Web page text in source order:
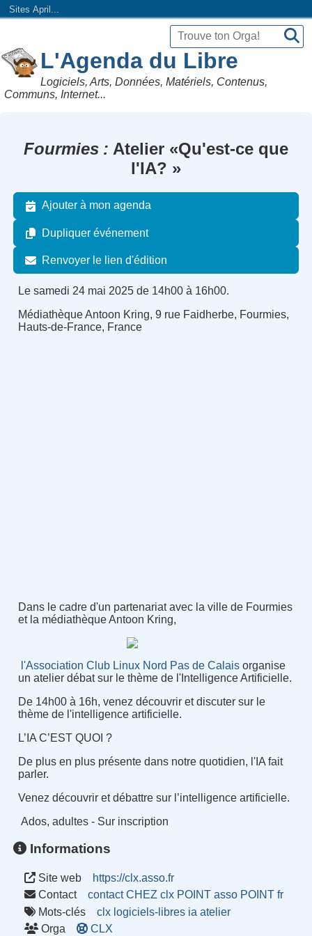
Sites April...
L'Agenda du Libre
Logiciels, Arts, Données, Matériels, Contenus,
Communs, Internet...
Fourmies
Atelier «Qu'est-ce que
l'IA? »
Ajouter à mon agenda
Dupliquer événement
Renvoyer le lien d'édition
Le samedi 24 mai 2025 de 14h00 à 16h00.
Médiathèque Antoon Kring, 9 rue Faidherbe, Fourmies,
Hauts-de-France, France
Dans le cadre d'un partenariat avec la ville de Fourmies
et la médiathèque Antoon Kring,
l'Association Club Linux Nord Pas de Calaisorganise
un atelier débat sur le thème de l'Intelligence Artificielle.
De 14h00 à 16h, venez découvrir et discuter sur le
thème de l'intelligence artificielle.
L’IA C’EST QUOI ?
De plus en plus présente dans notre quotidien, l'IA fait
parler.
Venez découvrir et débattre sur l’intelligence artificielle.
Ados, adultes - Sur inscription
Informations
Site web
https://clx.asso.fr
Contact
contact CHEZ clx POINT asso POINT fr
Mots-clés
clx logiciels-libres ia atelier
Orga
CLX